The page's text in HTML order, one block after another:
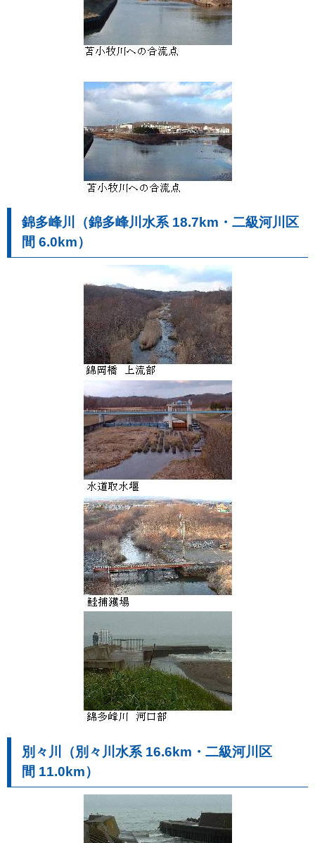
錦多峰川（錦多峰川水系 18.7km・二級河川区
間 6.0km）
別々川（別々川水系 16.6km・二級河川区
間 11.0km）